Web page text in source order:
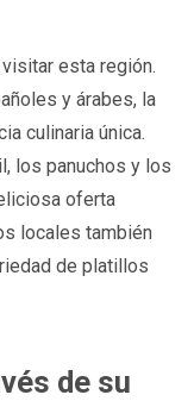
esta región.
y árabes, la
culinaria única.
los panuchos y los
oferta
locales también
de platillos
de su